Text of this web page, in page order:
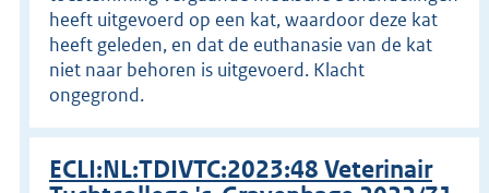
heeft uitgevoerd op een kat, waardoor deze kat
heeft geleden, en dat de euthanasie van de kat
niet naar behoren is uitgevoerd. Klacht
ongegrond.
ECLI:NL:TDIVTC:2023:48 Veterinair